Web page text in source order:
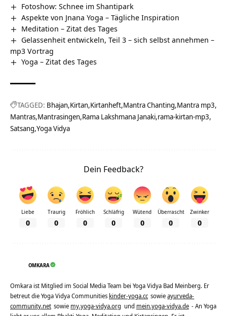
Fotoshow: Schnee im Shantipark
Aspekte von Jnana Yoga – Tägliche Inspiration
Meditation – Zitat des Tages
Gelassenheit entwickeln, Teil 3 – sich selbst annehmen –
mp3 Vortrag
Yoga – Zitat des Tages
TAGGED: Bhajan Kirtan Kirtanheft Mantra Chanting Mantra mp3
Mantras Mantrasingen Rama Lakshmana Janaki rama-kirtan-mp3
Satsang Yoga Vidya
Dein Feedback?
Liebe
0
Traurig
0
Fröhlich
0
Schläfrig
0
Wütend
0
Überrascht
0
Zwinker
0
OMKARA
Omkara ist Mitglied im Social Media Team bei Yoga Vidya Bad Meinberg. Er
betreut die Yoga Vidya Communities kinder-yoga.cc sowieayurveda-
community.net sowie my.yoga-vidya.org und mein.yoga-vidya.de - An Yoga